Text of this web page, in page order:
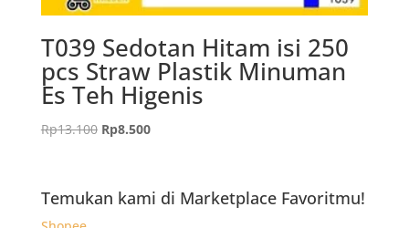
T039 Sedotan Hitam isi 250
pcs Straw Plastik Minuman
Es Teh Higenis
Rp13.100 Harga
Rp13.100.
Rp8.500Harga
adalah:
Temukan kami di Marketplace Favoritmu!